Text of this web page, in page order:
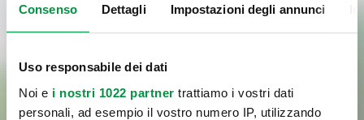
Consenso Dettagli Impostazioni degli annunci
Uso responsabile dei dati
Noi e i nostri 1022 partner trattiamo i vostri dati
personali, ad esempio il vostro numero IP, utilizzando